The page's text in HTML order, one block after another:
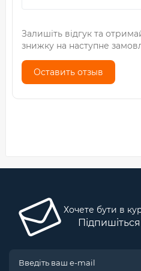
Залишіть відгук та
знижку на наступне
Оставить отзыв
Хочете бути в